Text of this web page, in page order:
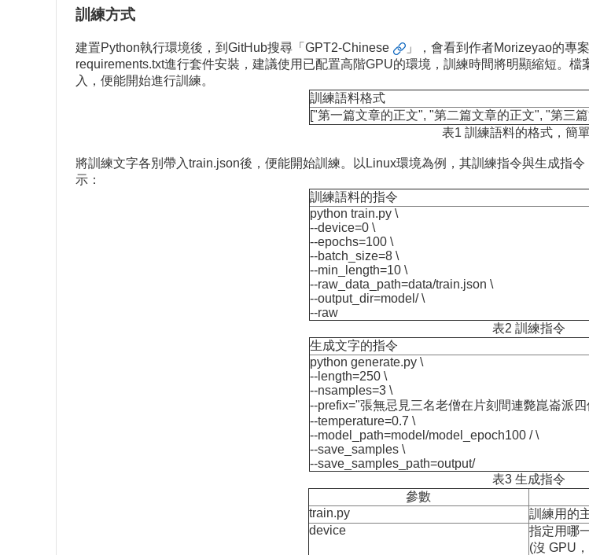
訓練方式
建置Python執行環境後，到GitHub搜尋「 GPT2-Chinese
」，會看到作者Morizeyao的專
requirements.txt進行套件安裝，建議使用已配置高階GPU的環境，訓練時間將明顯縮短。
入，便能開始進行訓練。
訓練語料格式
["第一篇文章的正文", "第二篇文章的正文", "第三
表1 訓練語料的格式，簡
將訓練文字各別帶入train.json後，便能開始訓練。以Linux環境為例，其訓練指令與生成指
示：
訓練語料的指令
python train.py \
--device=0 \
--epochs=100 \
--batch_size=8 \
--min_length=10 \
--raw_data_path=data/train.json \
--output_dir=model/ \
--raw
表2 訓練指令
生成文字的指令
python generate.py \
--length=250 \
--nsamples=3 \
--prefix="張無忌見三名老僧在片刻間連斃崑崙派
--temperature=0.7 \
--model_path=model/model_epoch100 / \
--save_samples \
--save_samples_path=output/
表3 生成指令
參數
train.py
訓練用的
device
指定用哪
(沒 GPU